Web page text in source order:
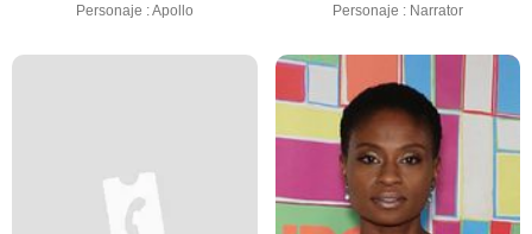
Personaje : Apollo Personaje : Narrator